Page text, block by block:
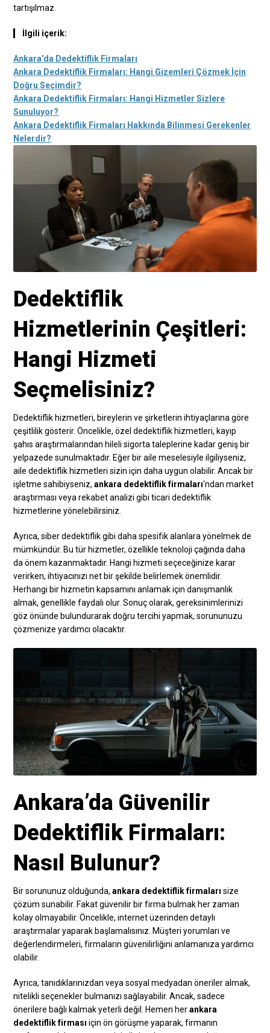
tartışılmaz.
İlgili içerik:
Ankara’da Dedektiflik Firmaları
Ankara Dedektiflik Firmaları: Hangi Gizemleri Çözmek İçin
Doğru Seçimdir?
Ankara Dedektiflik Firmaları: Hangi Hizmetler Sizlere
Sunuluyor?
Ankara Dedektiflik Firmaları Hakkında Bilinmesi Gerekenler
Nelerdir?
Dedektiflik
Hizmetlerinin Çeşitleri:
Hangi Hizmeti
Seçmelisiniz?
Dedektiflik hizmetleri, bireylerin ve şirketlerin ihtiyaçlarına göre
çeşitlilik gösterir. Öncelikle, özel dedektiflik hizmetleri, kayıp
şahıs araştırmalarından hileli sigorta taleplerine kadar geniş bir
yelpazede sunulmaktadır. Eğer bir aile meselesiyle ilgiliyseniz,
aile dedektiflik hizmetleri sizin için daha uygun olabilir. Ancak bir
işletme sahibiyseniz,ankara dedektiflik firmaları‘ndan market
araştırması veya rekabet analizi gibi ticari dedektiflik
hizmetlerine yönelebilirsiniz.
Ayrıca, siber dedektiflik gibi daha spesifik alanlara yönelmek de
mümkündür. Bu tür hizmetler, özellikle teknoloji çağında daha
da önem kazanmaktadır. Hangi hizmeti seçeceğinize karar
verirken, ihtiyacınızı net bir şekilde belirlemek önemlidir.
Herhangi bir hizmetin kapsamını anlamak için danışmanlık
almak, genellikle faydalı olur. Sonuç olarak, gereksinimlerinizi
göz önünde bulundurarak doğru tercihi yapmak, sorununuzu
çözmenize yardımcı olacaktır.
Ankara’da Güvenilir
Dedektiflik Firmaları:
Nasıl Bulunur?
Bir sorununuz olduğunda,ankara dedektiflik firmaları size
çözüm sunabilir. Fakat güvenilir bir firma bulmak her zaman
kolay olmayabilir. Öncelikle, internet üzerinden detaylı
araştırmalar yaparak başlamalısınız. Müşteri yorumları ve
değerlendirmeleri, firmaların güvenilirliğini anlamanıza yardımcı
olabilir.
Ayrıca, tanıdıklarınızdan veya sosyal medyadan öneriler almak,
nitelikli seçenekler bulmanızı sağlayabilir. Ancak, sadece
önerilere bağlı kalmak yeterli değil. Hemen herankara
dedektiflik firması için ön görüşme yaparak, firmanın